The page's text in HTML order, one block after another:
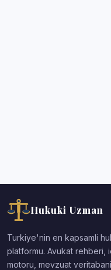
Hukuki Uzman
Turkiye'nin en kapsamli
platformu. Avukat rehberi,
motoru, mevzuat